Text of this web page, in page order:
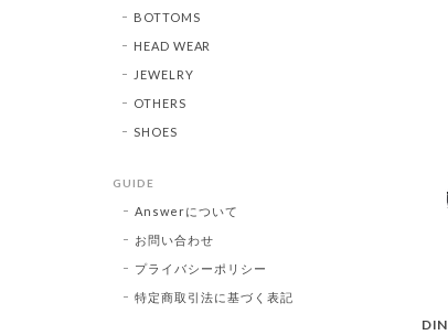
BOTTOMS
HEAD WEAR
JEWELRY
OTHERS
SHOES
GUIDE
Answerについて
お問い合わせ
プライバシーポリシー
特定商取引法に基づく表記